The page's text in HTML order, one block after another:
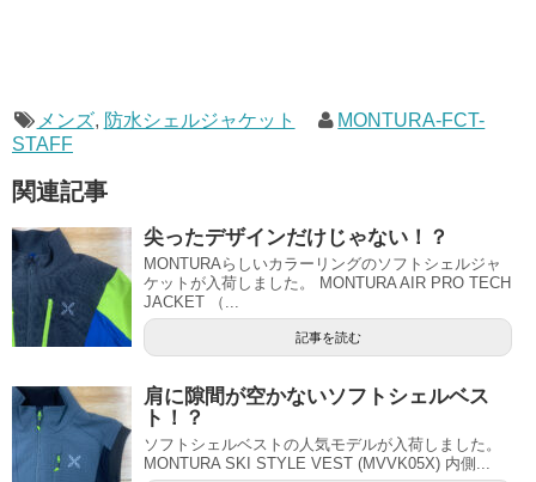
メンズ, 防水シェルジャケット
MONTURA-FCT-
STAFF
関連記事
尖ったデザインだけじゃない！？
MONTURAらしいカラーリングのソフトシェルジャ
ケットが入荷しました。 MONTURA AIR PRO TECH
JACKET （...
記事を読む
肩に隙間が空かないソフトシェルベス
ト！？
ソフトシェルベストの人気モデルが入荷しました。
MONTURA SKI STYLE VEST (MVVK05X) 内側...